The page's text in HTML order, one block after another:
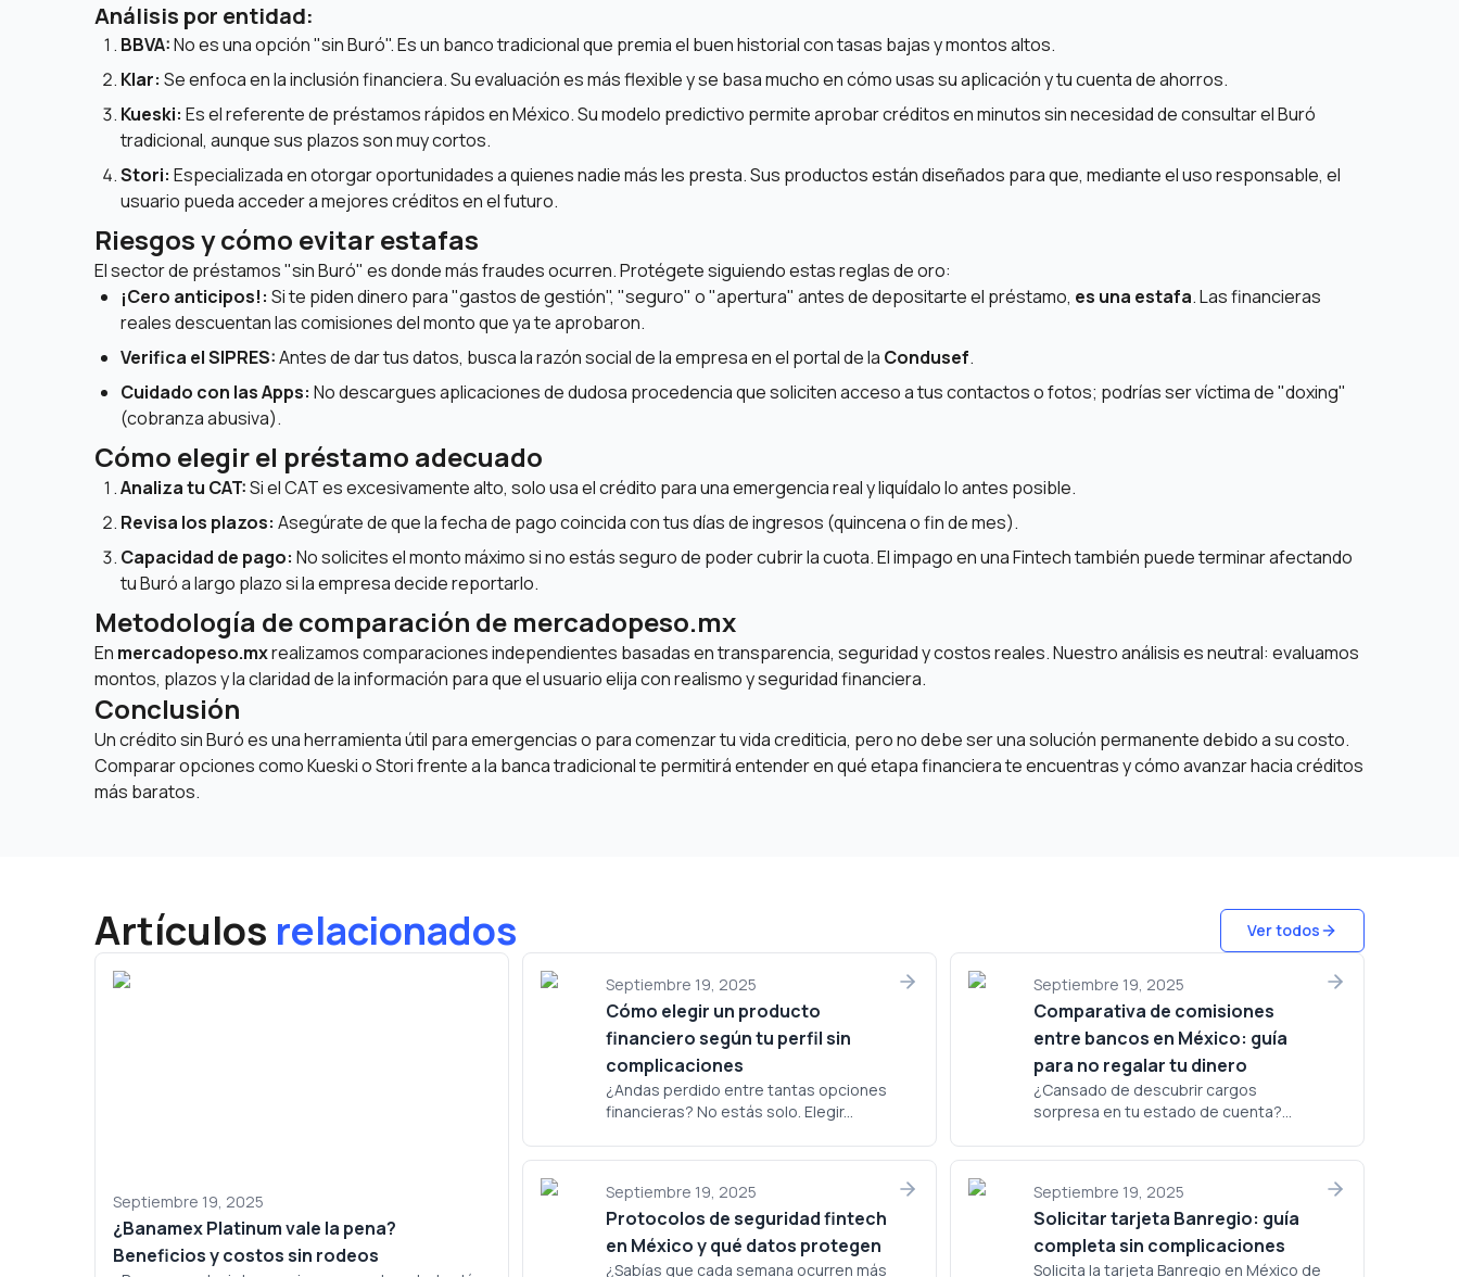
Análisis por entidad:
BBVA:No es una opción "sin Buró". Es un banco tradicional que premia el buen historial con tasas bajas y montos altos.
Klar: Se enfoca en la inclusión financiera. Su evaluación es más flexible y se basa mucho en cómo usas su aplicación y tu cuenta de ahorros.
Kueski: Es el referente de préstamos rápidos en México. Su modelo predictivo permite aprobar créditos en minutos sin necesidad de consultar el Buró
tradicional, aunque sus plazos son muy cortos.
Stori: Especializada en otorgar oportunidades a quienes nadie más les presta. Sus productos están diseñados para que, mediante el uso responsable, el
usuario pueda acceder a mejores créditos en el futuro.
Riesgos y cómo evitar estafas
El sector de préstamos "sin Buró" es donde más fraudes ocurren. Protégete siguiendo estas reglas de oro:
¡Cero anticipos!: Si te piden dinero para "gastos de gestión", "seguro" o "apertura" antes de depositarte el préstamo, es una estafa. Las financieras
reales descuentan las comisiones del monto que ya te aprobaron.
Verifica el SIPRES:Antes de dar tus datos, busca la razón social de la empresa en el portal de la Condusef.
Cuidado con las Apps: No descargues aplicaciones de dudosa procedencia que soliciten acceso a tus contactos o fotos; podrías ser víctima de "doxing"
(cobranza abusiva).
Cómo elegir el préstamo adecuado
Analiza tu CAT:Si el CAT es excesivamente alto, solo usa el crédito para una emergencia real y liquídalo lo antes posible.
Revisa los plazos: Asegúrate de que la fecha de pago coincida con tus días de ingresos (quincena o fin de mes).
Capacidad de pago: No solicites el monto máximo si no estás seguro de poder cubrir la cuota. El impago en una Fintech también puede terminar afectando
tu Buró a largo plazo si la empresa decide reportarlo.
Metodología de comparación de mercadopeso.mx
En mercadopeso.mxrealizamos comparaciones independientes basadas en transparencia, seguridad y costos reales. Nuestro análisis es neutral: evaluamos
montos, plazos y la claridad de la información para que el usuario elija con realismo y seguridad financiera.
Conclusión
Un crédito sin Buró es una herramienta útil para emergencias o para comenzar tu vida crediticia, pero no debe ser una solución permanente debido a su costo.
Comparar opciones como Kueski o Stori frente a la banca tradicional te permitirá entender en qué etapa financiera te encuentras y cómo avanzar hacia créditos
más baratos.
Artículos relacionados Ver todos
Septiembre 19, 2025
¿Banamex Platinum vale la pena?
Beneficios y costos sin rodeos
Septiembre 19, 2025
Cómo elegir un producto
financiero según tu perfil sin
complicaciones
¿Andas perdido entre tantas opciones
financieras? No estás solo. Elegir...
Septiembre 19, 2025
Comparativa de comisiones
entre bancos en México: guía
para no regalar tu dinero
¿Cansado de descubrir cargos
sorpresa en tu estado de cuenta?...
Septiembre 19, 2025
Protocolos de seguridad fintech
en México y qué datos protegen
¿Sabías que cada semana ocurren más
Septiembre 19, 2025
Solicitar tarjeta Banregio: guía
completa sin complicaciones
Solicita la tarjeta Banregio en México de